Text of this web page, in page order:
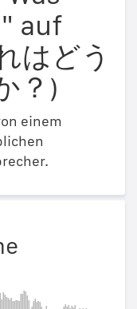
auf
はどう
？)
einem